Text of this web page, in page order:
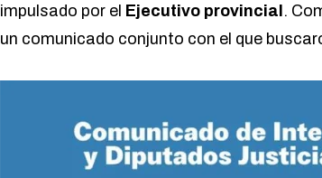
impulsado por el Ejecutivo provincial.
un comunicado conjunto con el que